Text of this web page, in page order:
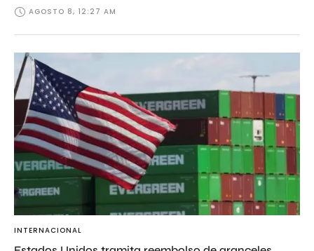
AGOSTO 8, 12:27 AM
INTERNACIONAL